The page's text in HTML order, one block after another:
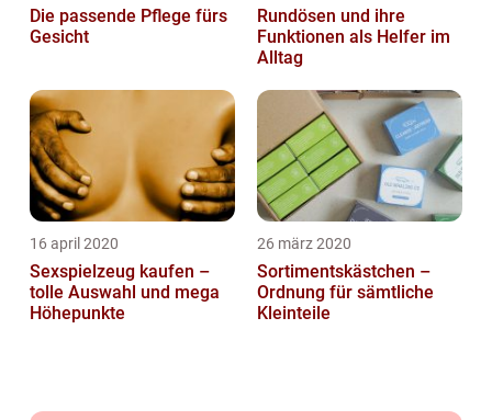
Die passende Pflege fürs
Gesicht
Rundösen und ihre
Funktionen als Helfer im
Alltag
16 april 2020
Sexspielzeug kaufen –
tolle Auswahl und mega
Höhepunkte
26 märz 2020
Sortimentskästchen –
Ordnung für sämtliche
Kleinteile